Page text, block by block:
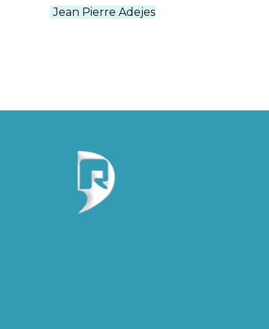
Jean Pierre Adejes